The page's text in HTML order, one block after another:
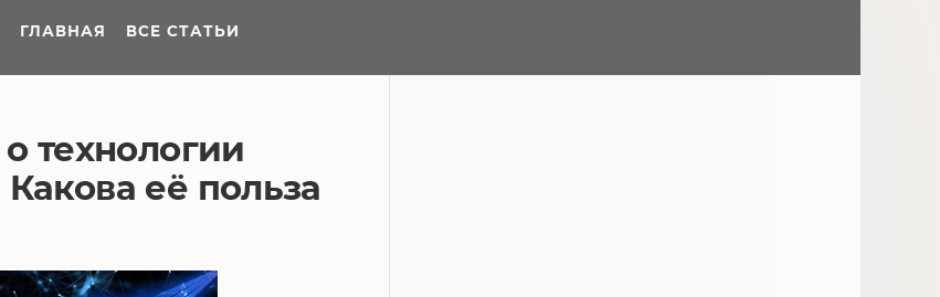
ГЛАВНАЯ ВСЕ СТАТЬИ
технологии
её польза